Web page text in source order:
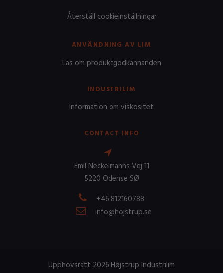
Återställ cookieinställningar
ANVÄNDNING AV LIM
Läs om produktgodkännanden
INDUSTRILIM
Information om viskositet
CONTACT INFO
Emil Neckelmanns Vej 11
5220 Odense SØ
+46 812160788
info@hojstrup.se
Upphovsrätt 2026 Højstrup Industrilim